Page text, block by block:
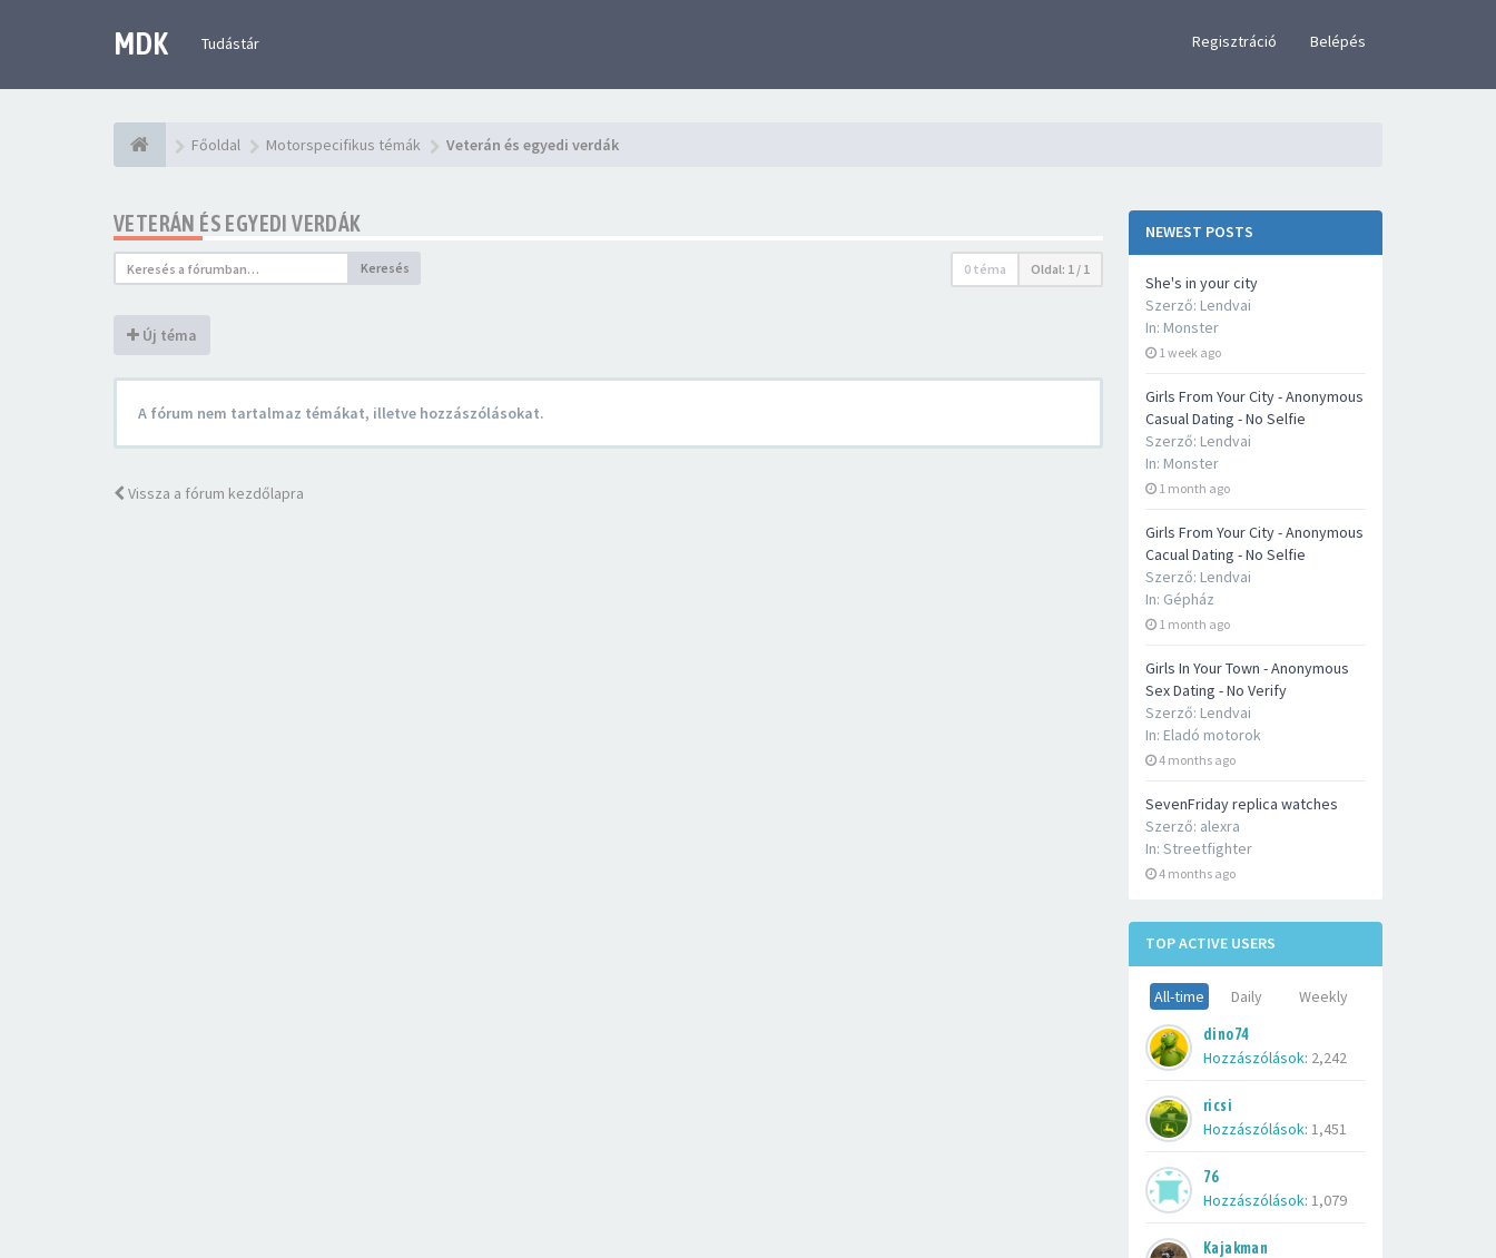
MDK Tudástár Regisztráció Belépés
Főoldal Motorspecifikus témák Veterán és egyedi verdák
NEWEST POSTS
She's in your city
Szerző: Lendvai
In: Monster
1 week ago
Girls From Your City - Anonymous
Casual Dating - No Selfie
Szerző: Lendvai
In: Monster
1 month ago
Girls From Your City - Anonymous
Cacual Dating - No Selfie
Szerző: Lendvai
In: Gépház
1 month ago
Girls In Your Town - Anonymous
Sex Dating - No Verify
Szerző: Lendvai
In: Eladó motorok
4 months ago
SevenFriday replica watches
Szerző: alexra
In: Streetfighter
4 months ago
TOP ACTIVE USERS
All-time Daily Weekly
dino74
Hozzászólások: 2,242
ricsi
Hozzászólások: 1,451
76
Hozzászólások: 1,079
Kajakman
VETERÁN ÉS EGYEDI VERDÁK
Keresés 0 téma Oldal: 1 / 1
Új téma
A fórum nem tartalmaz témákat, illetve hozzászólásokat.
Vissza a fórum kezdőlapra